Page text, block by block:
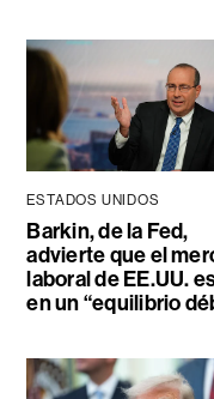
ESTADOS UNIDOS
Barkin, de la Fed,
advierte que el
laboral de EE.UU.
en un “equilibrio